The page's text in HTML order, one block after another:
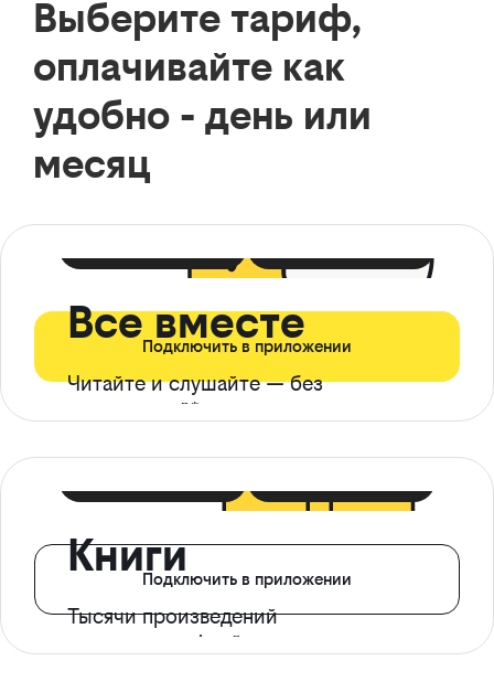
Выберите тариф,
оплачивайте как
удобно - день или
месяц
Все вместе
Читайте и слушайте — без
ограничений*
Подключить в приложении
Книги
Тысячи произведений
с доступом офлайн
Подключить в приложении